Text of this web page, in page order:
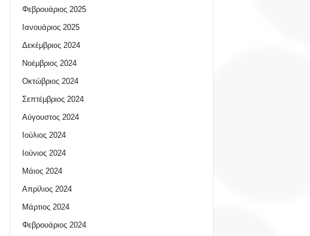
Φεβρουάριος 2025
Ιανουάριος 2025
Δεκέμβριος 2024
Νοέμβριος 2024
Οκτώβριος 2024
Σεπτέμβριος 2024
Αύγουστος 2024
Ιούλιος 2024
Ιούνιος 2024
Μάιος 2024
Απρίλιος 2024
Μάρτιος 2024
Φεβρουάριος 2024